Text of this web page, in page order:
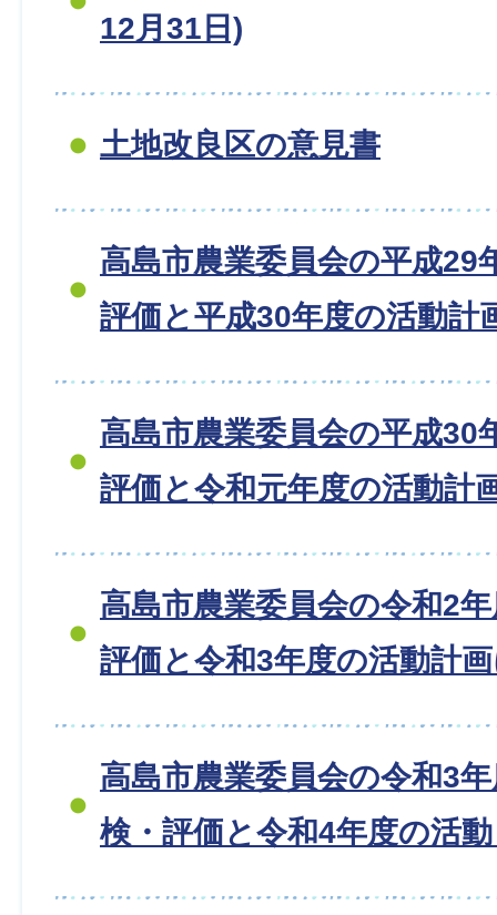
12月31日)
土地改良区の意見書
高島市農業委員会の平成29
評価と平成30年度の活動計
高島市農業委員会の平成30
評価と令和元年度の活動計
高島市農業委員会の令和2
評価と令和3年度の活動計
高島市農業委員会の令和3
検・評価と令和4年度の活